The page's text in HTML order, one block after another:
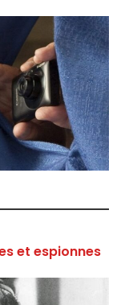
et espionnes